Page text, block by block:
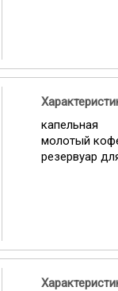
капельная
молотый
резервуар